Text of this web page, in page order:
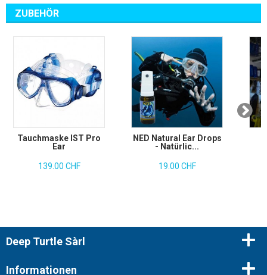
ZUBEHÖR
Tauchmaske IST Pro
Ear
139.00 CHF
NED Natural Ear Drops
- Natürlic...
19.00 CHF
Deep Turtle Sàrl
Informationen